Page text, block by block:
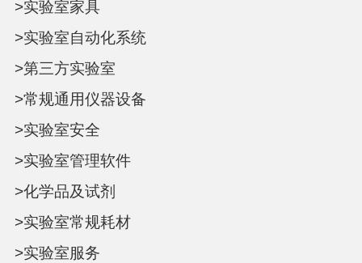
>实验室家具
>实验室自动化系统
>第三方实验室
>常规通用仪器设备
>实验室安全
>实验室管理软件
>化学品及试剂
>实验室常规耗材
>实验室服务